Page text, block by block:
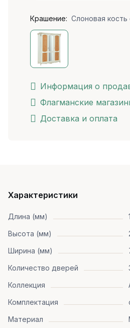
Крашение: Слоновая
Информация о
Флагманские
Доставка и оплата
Характеристики
Длина (мм)
Высота (мм)
Ширина (мм)
Количество дверей
Коллекция
Комплектация
Материал